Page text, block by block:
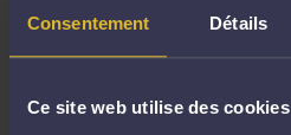
Consentement Détails
Ce site web utilise des cookies
page
pas.